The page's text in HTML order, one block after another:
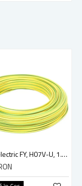
Cablu electric FY, H07V-U, 1.5 mm², 100 m, galben/verde, cupru